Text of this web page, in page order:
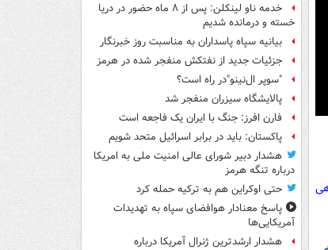
خدمه ناو لینکلن: پس از ۸ ماه حضور در دریا
خسته و درمانده‌ شدیم
بیانیه سپاه پاسداران به مناسبت روز خبرنگار
جزئیات جدید از نفتکش منفجر شده در هرمز
"سوپر ال‌نینو"در راه است؟
پالایشگاه سیزران منفجر شد
فارن افرز: جنگ با ایران یک فاجعه است
پاکستان: باید در برابر اسرائیل متحد شویم
هشدار دبیر شورای عالی امنیت ملی به امریکا
درباره تنگه هرمز
حتی اوکراین هم به ترکیه حمله کرد
پاسخ معنادار هوافضای سپاه به تهدیدات
آمریکایی‌ها
هشدار ارشدترین ژنرال آمریکا درباره